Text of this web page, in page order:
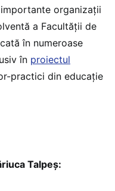
organizații
a Facultății de
în numeroase
în proiectul
practici din educație
Talpeș: